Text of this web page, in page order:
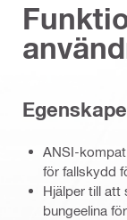
ANSI-
för fallskydd
Hjälper till
bungeelina